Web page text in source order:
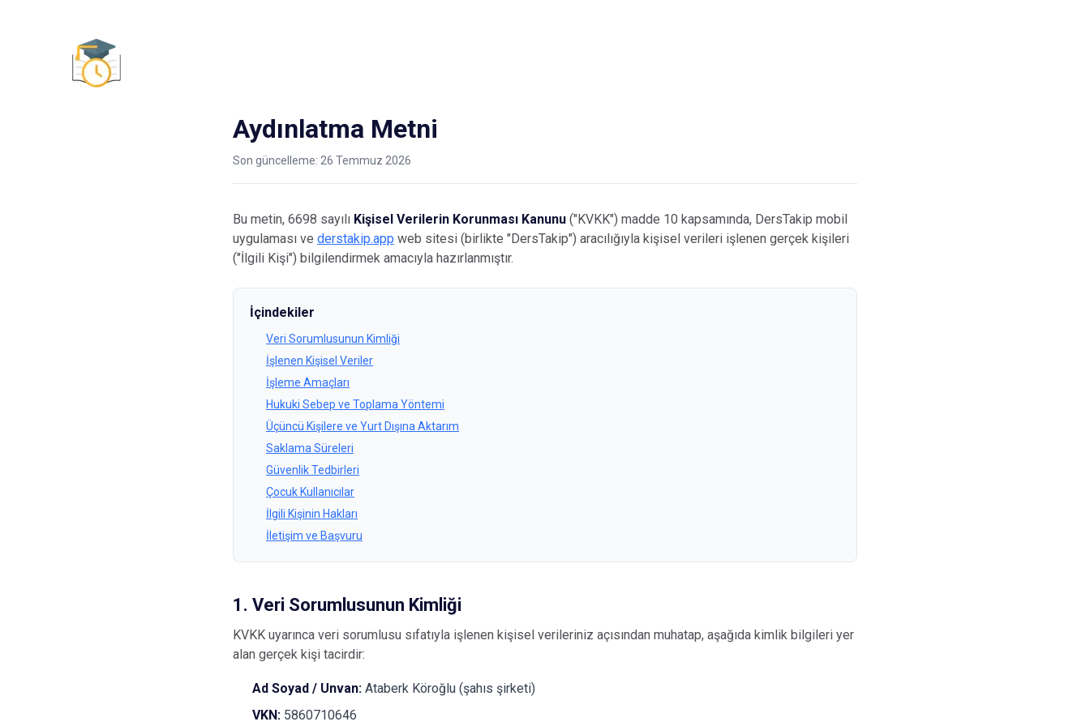
Aydınlatma Metni
Son güncelleme: 26 Temmuz 2026
Bu metin, 6698 sayılı Kişisel Verilerin Korunması Kanunu ("KVKK") madde 10 kapsamında, DersTakip mobil
uygulaması ve derstakip.app web sitesi (birlikte "DersTakip") aracılığıyla kişisel verileri işlenen gerçek kişileri
("İlgili Kişi") bilgilendirmek amacıyla hazırlanmıştır.
İçindekiler
Veri Sorumlusunun Kimliği
İşlenen Kişisel Veriler
İşleme Amaçları
Hukuki Sebep ve Toplama Yöntemi
Üçüncü Kişilere ve Yurt Dışına Aktarım
Saklama Süreleri
Güvenlik Tedbirleri
Çocuk Kullanıcılar
İlgili Kişinin Hakları
İletişim ve Başvuru
1. Veri Sorumlusunun Kimliği
KVKK uyarınca veri sorumlusu sıfatıyla işlenen kişisel verileriniz açısından muhatap, aşağıda kimlik bilgileri yer
alan gerçek kişi tacirdir:
Ad Soyad / Unvan: Ataberk Köroğlu (şahıs şirketi)
VKN: 5860710646